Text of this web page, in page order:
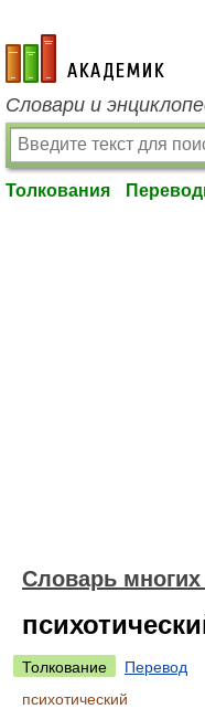
academic.ru
Словари и
Толкования
Словарь
Толкование
Перевод
психотический